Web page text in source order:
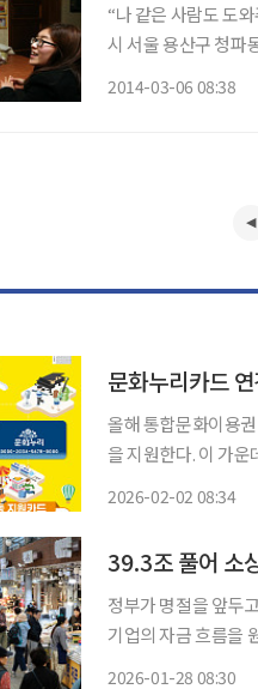
“나 같은 사람도 도와
시 서울 용산구 청파동의 한 낡은 벽돌주택.
2014-03-06 08:38
문화누리카드
올해 통합문화이용
을 지원한다. 이 가
2026-02-02 08:34
정부가 명절을 앞두
기업의 자금 흐름을
2026-01-28 08:30